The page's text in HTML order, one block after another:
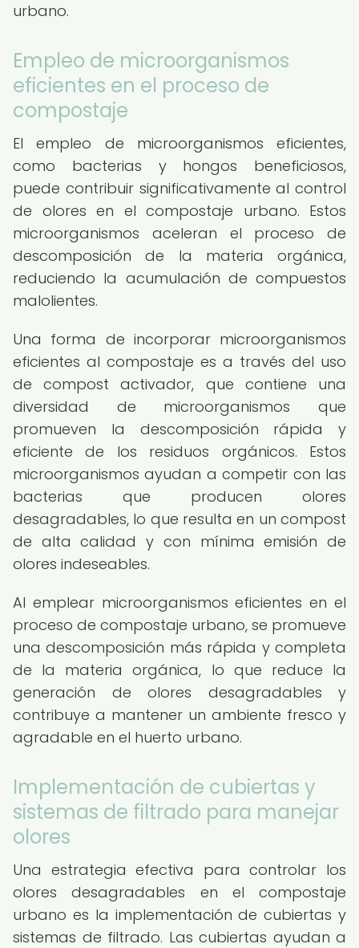
urbano.
Empleo de microorganismos
eficientes en el proceso de
compostaje
El empleo de microorganismos eficientes,
como bacterias y hongos beneficiosos,
puede contribuir significativamente al control
de olores en el compostaje urbano. Estos
microorganismos aceleran el proceso de
descomposición de la materia orgánica,
reduciendo la acumulación de compuestos
malolientes.
Una forma de incorporar microorganismos
eficientes al compostaje es a través del uso
de compost activador, que contiene una
diversidad de microorganismos que
promueven la descomposición rápida y
eficiente de los residuos orgánicos. Estos
microorganismos ayudan a competir con las
bacterias que producen olores
desagradables, lo que resulta en un compost
de alta calidad y con mínima emisión de
olores indeseables.
Al emplear microorganismos eficientes en el
proceso de compostaje urbano, se promueve
una descomposición más rápida y completa
de la materia orgánica, lo que reduce la
generación de olores desagradables y
contribuye a mantener un ambiente fresco y
agradable en el huerto urbano.
Implementación de cubiertas y
sistemas de filtrado para manejar
olores
Una estrategia efectiva para controlar los
olores desagradables en el compostaje
urbano es la implementación de cubiertas y
sistemas de filtrado. Las cubiertas ayudan a